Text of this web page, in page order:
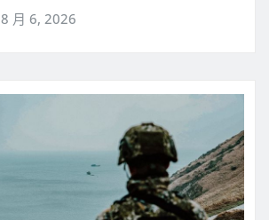
8 月 6, 2026